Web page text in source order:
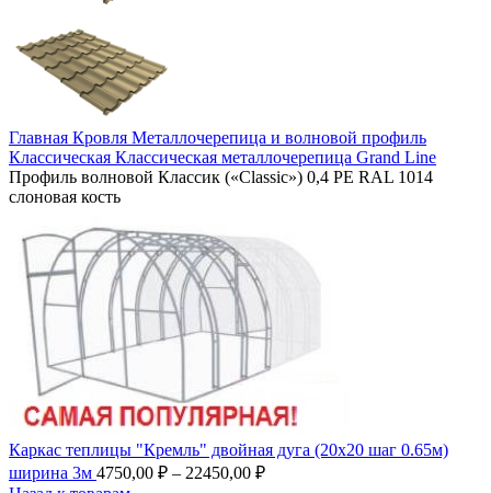
Главная Кровля Металлочерепица и волновой профиль
Классическая Классическая металлочерепица Grand Line
Профиль волновой Классик («Classic») 0,4 PE RAL 1014
слоновая кость
Каркас теплицы "Кремль" двойная дуга (20х20 шаг 0.65м)
ширина 3м 4750,00 ₽ – 22450,00 ₽